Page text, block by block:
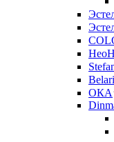
Belari
ОКА